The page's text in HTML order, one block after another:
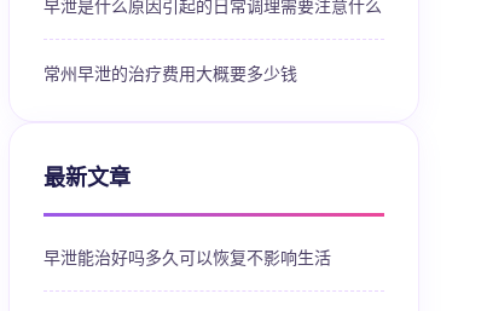
早泄是什么原因引起的日常调理需要注意什么
常州早泄的治疗费用大概要多少钱
最新文章
早泄能治好吗多久可以恢复不影响生活